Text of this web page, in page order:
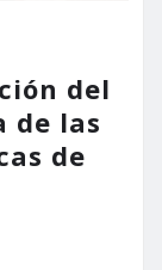
del
de las
de